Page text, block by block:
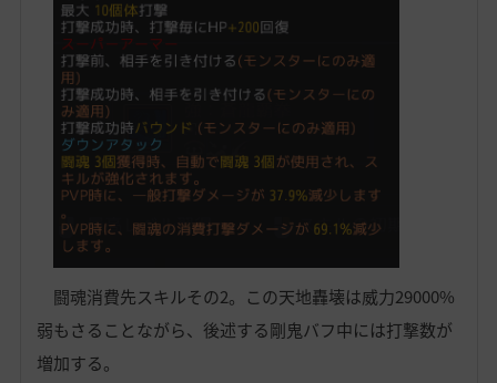
闘魂消費先スキルその2。この天地轟壊は威力29000%
弱もさることながら、後述する剛鬼バフ中には打撃数が
増加する。